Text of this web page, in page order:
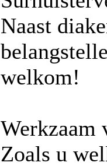
Naast
welkom!
Werkzaam
Zoals u